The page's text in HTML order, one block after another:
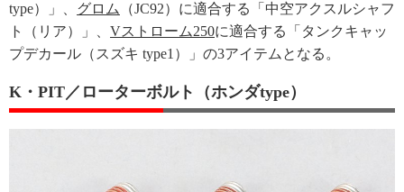
type）」、 グロム
（JC92）に適合する「中空アクスルシャフ
ト（リア）」、 Vストローム250に適合する「タンクキャッ
プデカール（スズキ type1）」の3アイテムとなる。
K・PIT／ローターボルト（ホンダtype）